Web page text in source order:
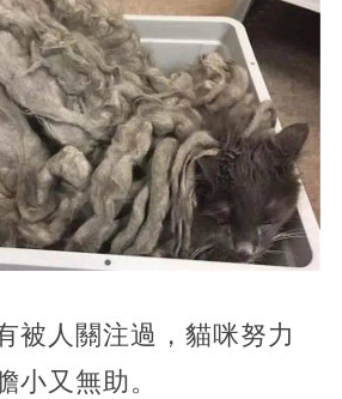
被人關注過，貓咪努力
小又無助。